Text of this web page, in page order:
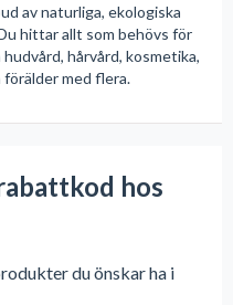
av naturliga, ekologiska
hittar allt som behövs för
hårvård, kosmetika,
förälder med flera.
hos
du önskar ha i